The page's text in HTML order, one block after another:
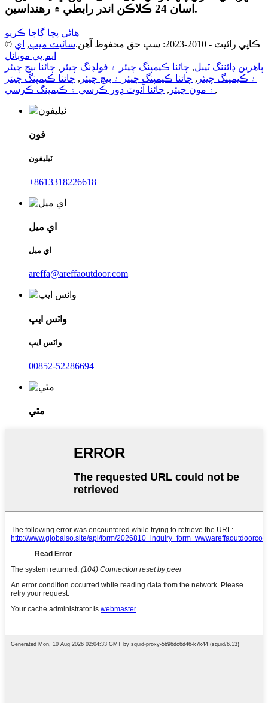
اسان 24 ڪلاڪن اندر رابطي ۾ رهنداسين.
هاڻي پڇا ڳاڇا ڪريو
© ڪاپي رائيٽ - 2010-2023: سڀ حق محفوظ آهن.
سائيٽ ميپ, اي
ايم پي موبائل
ٻاهرين ڊائننگ ٽيبل, چائنا ڪيمپنگ چيئر ۽ فولڊنگ چيئر , چائنا بيچ چيئر
۽ ڪيمپنگ چيئر , چائنا ڪيمپنگ چيئر ۽ بيچ چيئر , چائنا ڪيمپنگ چيئر
۽ مون چيئر , چائنا آئوٽ ڊور ڪرسي ۽ ڪيمپنگ ڪرسي ,
فون
ٽيليفون
+8613318226618
اي ميل
اي ميل
areffa@areffaoutdoor.com
واٽس ايپ
واٽس ايپ
00852-52286694
مٿي